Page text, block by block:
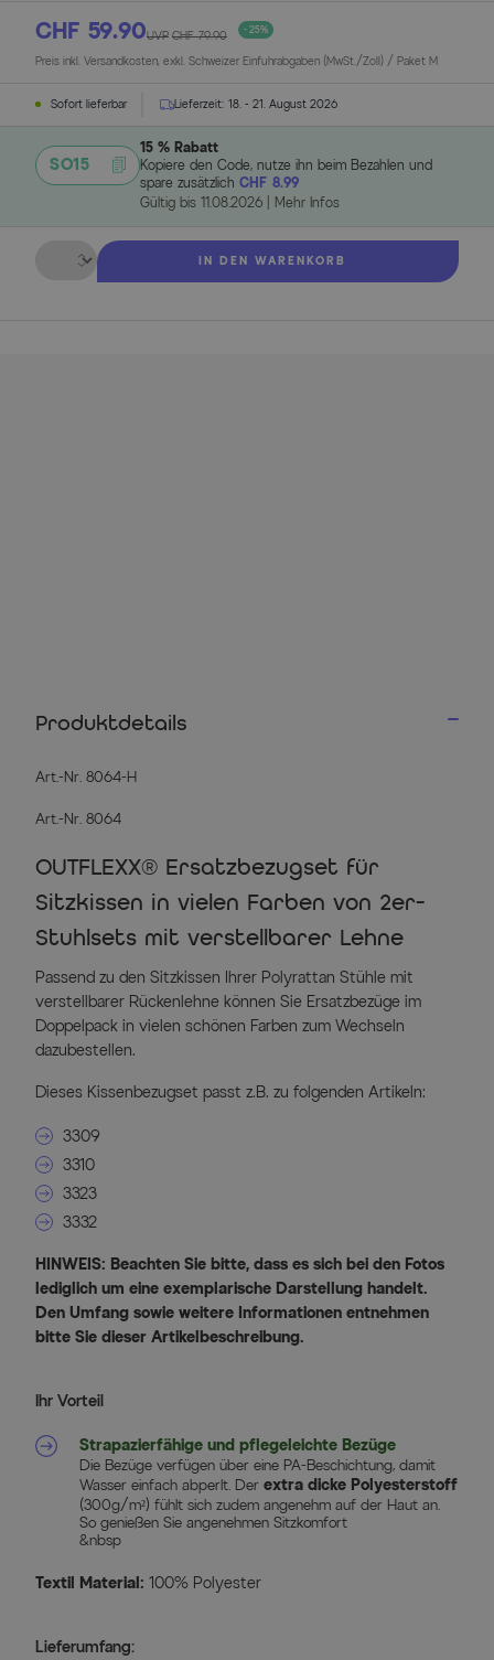
CHF 59.90UVP CHF 79.90 - 25%
Preis inkl. Versandkosten, exkl. Schweizer Einfuhrabgaben (MwSt./Zoll) / Paket M
Sofort lieferbar Lieferzeit: 18. - 21. August 2026
SO15
15 % Rabatt
Kopiere den Code, nutze ihn beim Bezahlen und
spare zusätzlich CHF 8.99
Gültig bis 11.08.2026 Mehr Infos
Menge
IN DEN WARENKORB
Produktdetails
Art.-Nr. 8064-H
Art.-Nr. 8064
OUTFLEXX® Ersatzbezugset für
Sitzkissen in vielen Farben von 2er-
Stuhlsets mit verstellbarer Lehne
Passend zu den Sitzkissen Ihrer Polyrattan Stühle mit
verstellbarer Rückenlehne können Sie Ersatzbezüge im
Doppelpack in vielen schönen Farben zum Wechseln
dazubestellen.
Dieses Kissenbezugset passt z.B. zu folgenden Artikeln:
3309
3310
3323
3332
HINWEIS: Beachten Sie bitte, dass es sich bei den Fotos
lediglich um eine exemplarische Darstellung handelt.
Den Umfang sowie weitere Informationen entnehmen
bitte Sie dieser Artikelbeschreibung.
Ihr Vorteil
Strapazierfähige und pflegeleichte Bezüge
Die Bezüge verfügen über eine PA-Beschichtung, damit
Wasser einfach abperlt. Der extra dicke Polyesterstoff
(300g/m²) fühlt sich zudem angenehm auf der Haut an.
So genießen Sie angenehmen Sitzkomfort
&nbsp
Textil Material: 100% Polyester
Lieferumfang: